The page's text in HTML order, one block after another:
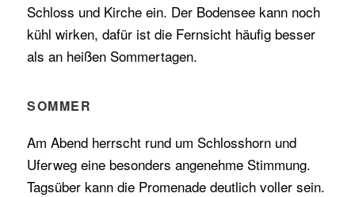
Schloss und Kirche ein. Der Bodensee kann noch
kühl wirken, dafür ist die Fernsicht häufig besser
als an heißen Sommertagen.
SOMMER
Am Abend herrscht rund um Schlosshorn und
Uferweg eine besonders angenehme Stimmung.
Tagsüber kann die Promenade deutlich voller sein.